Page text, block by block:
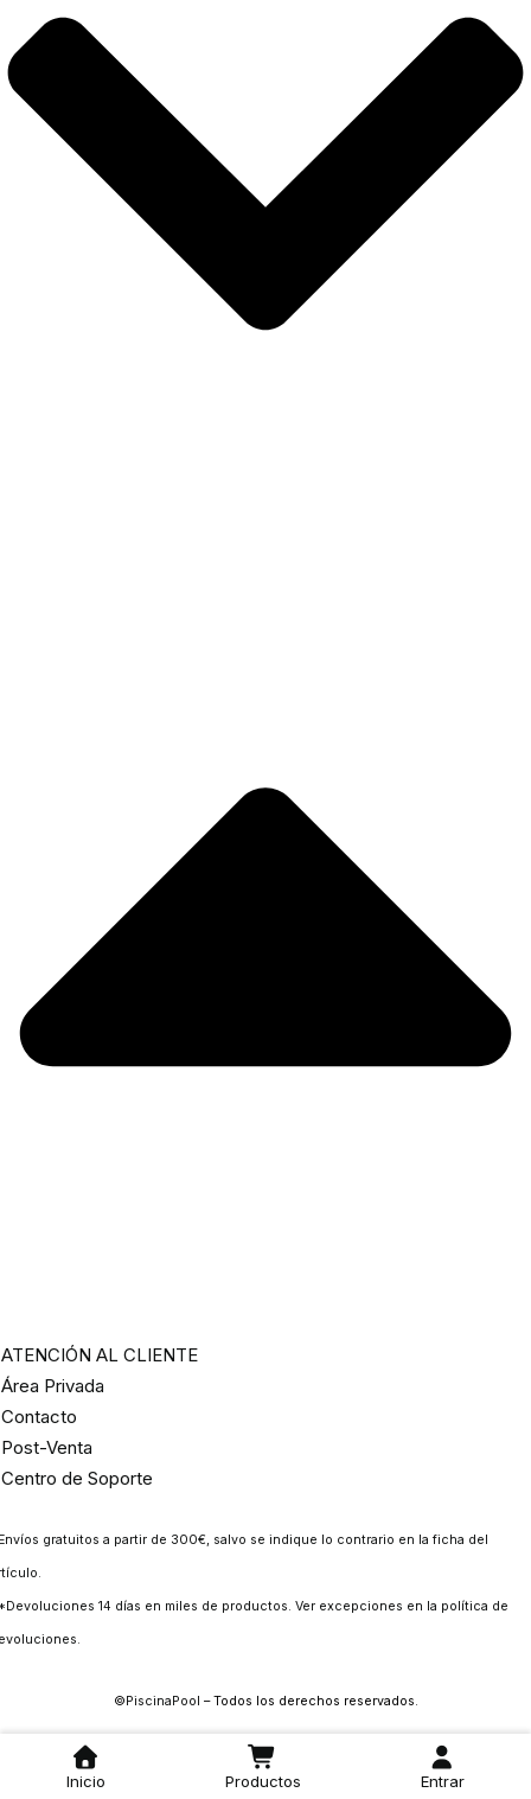
Inicio Productos Entrar
ATENCIÓN AL CLIENTE
Área Privada
Contacto
Post-Venta
Centro de Soporte
gratuitos a partir de 300€, salvo se indique lo contrario en la ficha del
14 días en miles de productos. Ver excepciones en la política de
.
©PiscinaPool – Todos los derechos reservados.